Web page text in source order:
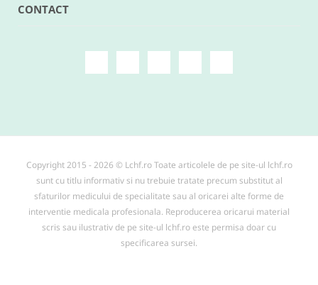
CONTACT
Copyright 2015 - 2026 © Lchf.ro Toate articolele de pe site-ul lchf.ro
sunt cu titlu informativ si nu trebuie tratate precum substitut al
sfaturilor medicului de specialitate sau al oricarei alte forme de
interventie medicala profesionala. Reproducerea oricarui material
scris sau ilustrativ de pe site-ul lchf.ro este permisa doar cu
specificarea sursei.